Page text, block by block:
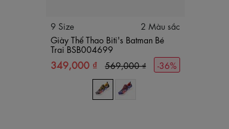
9 Size
2 Màu sắc
Giày Thể Thao Biti's Batman Bé
Trai BSB004699
349,000 ₫ 569,000 ₫ -36%